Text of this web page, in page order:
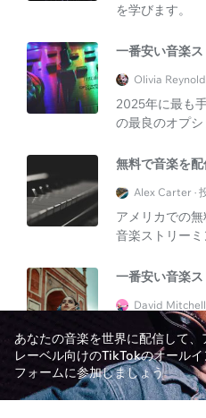
を学びます。
一番安い音楽
Olivia
2025年に最も
の最良のオプシ
無料で音楽を
Alex Carter ·
アメリカでの
音楽ストリー
一番安い音楽
David Mitchell
この包括的な
発見してくだ
一番安い無料
あなたの音楽を世界に配信して、
レーベル向けのTikTokのオールイ
フォームに参加しましょう